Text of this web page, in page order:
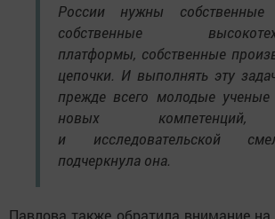
России нужны собственные
собственные
платформы, собственные
цепочки. И выполнять эту
прежде всего молодые
новых компетенций,
и исследовательской
подчеркнула она.
Павлова также обратила внимание на